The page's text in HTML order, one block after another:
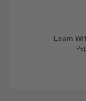
Learn